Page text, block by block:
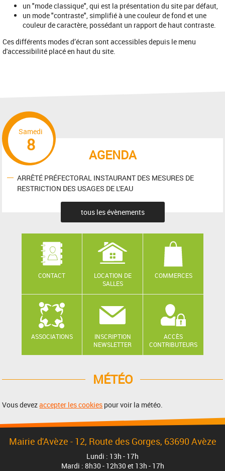
un "mode classique", qui est la présentation du site par défaut,
un mode "contraste", simplifié à une couleur de fond et une
couleur de caractère, possédant un rapport de haut contraste.
Ces différents modes d’écran sont accessibles depuis le menu
d'accessibilité placé en haut du site.
AGENDA
Samedi
8
ARRÊTÉ PRÉFECTORAL INSTAURANT DES MESURES DE
RESTRICTION DES USAGES DE L'EAU
tous les évènements
CONTACT
LOCATION DE
SALLES
COMMERCES
ASSOCIATIONS
INSCRIPTION
NEWSLETTER
ACCÈS
CONTRIBUTEURS
MÉTÉO
Vous devezaccepter les cookies pour voir la météo.
Mairie d'Avèze - 12, Route des Gorges, 63690 Avèze
Lundi : 13h - 17h
Mardi : 8h30 - 12h30 et 13h - 17h